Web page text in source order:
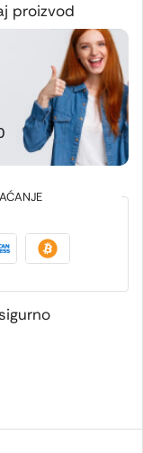
proizvod